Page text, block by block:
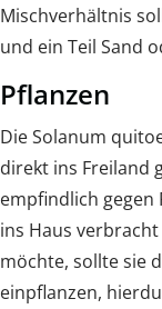
Mischverhältnis
und ein Teil Sand
Pflanzen
Die Solanum
direkt ins Freiland
empfindlich
ins Haus
möchte, sollte sie
einpflanzen,